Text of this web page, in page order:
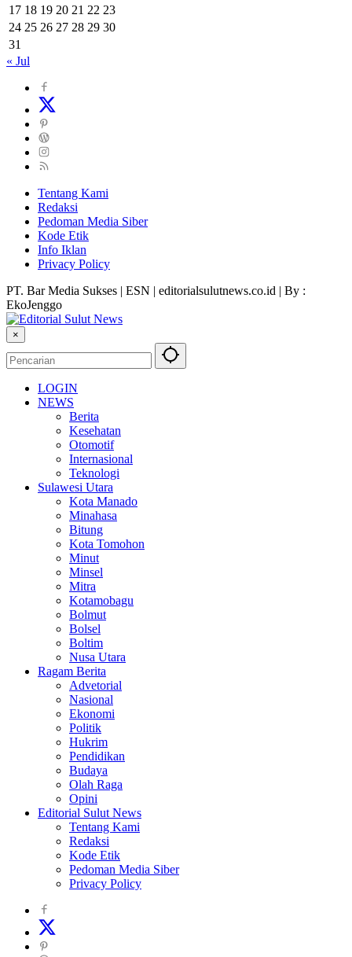
17 18 19 20 21 22 23
24 25 26 27 28 29 30
31
« Jul
Tentang Kami
Redaksi
Pedoman Media Siber
Kode Etik
Info Iklan
Privacy Policy
PT. Bar Media Sukses | ESN | editorialsulutnews.co.id | By :
EkoJenggo
×
LOGIN
NEWS
Berita
Kesehatan
Otomotif
Internasional
Teknologi
Sulawesi Utara
Kota Manado
Minahasa
Bitung
Kota Tomohon
Minut
Minsel
Mitra
Kotamobagu
Bolmut
Bolsel
Boltim
Nusa Utara
Ragam Berita
Advetorial
Nasional
Ekonomi
Politik
Hukrim
Pendidikan
Budaya
Olah Raga
Opini
Editorial Sulut News
Tentang Kami
Redaksi
Kode Etik
Pedoman Media Siber
Privacy Policy